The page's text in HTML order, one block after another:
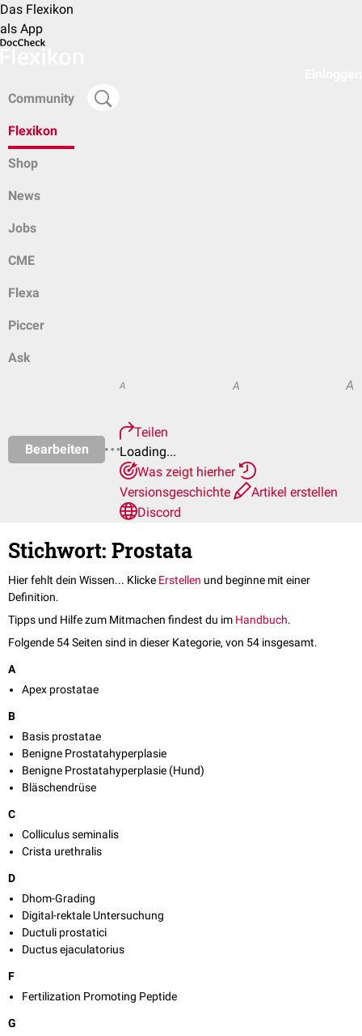
Das Flexikon
als App
Community
Flexikon
Shop
News
Jobs
CME
Flexa
Piccer
Ask
Bearbeiten
A A A
Teilen
Loading...
Was zeigt hierher
Versionsgeschichte
Artikel erstellen
Discord
Stichwort: Prostata
Hier fehlt dein Wissen... Klicke Erstellen und beginne mit einer
Definition.
Tipps und Hilfe zum Mitmachen findest du im Handbuch.
Folgende 54 Seiten sind in dieser Kategorie, von 54 insgesamt.
A
Apex prostatae
B
Basis prostatae
Benigne Prostatahyperplasie
Benigne Prostatahyperplasie (Hund)
Bläschendrüse
C
Colliculus seminalis
Crista urethralis
D
Dhom-Grading
Digital-rektale Untersuchung
Ductuli prostatici
Ductus ejaculatorius
F
Fertilization Promoting Peptide
G